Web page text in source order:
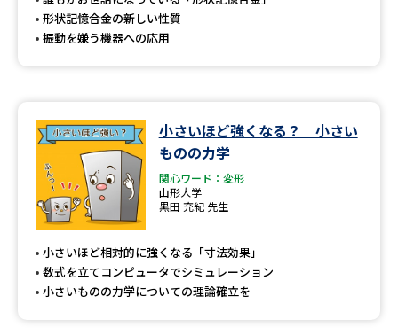
留学・進学関連、塾・予備校
大学入学共通テスト「受験上の
高等学校（情報）教員資格認定
大学研究
大学で学べる内容や特徴を調べる
形状記憶合金の新しい性質
振動を嫌う機器への応用
小さいほど強くなる？ 小さい
ものの力学
関心ワード：変形
山形大学
黒田 充紀 先生
小さいほど相対的に強くなる「寸法効果」
数式を立てコンピュータでシミュレーション
小さいものの力学についての理論確立を